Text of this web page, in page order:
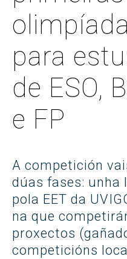
para
de ESO,
e FP
A competición
dúas fases: unha
pola EET da
na que
proxectos
competicións